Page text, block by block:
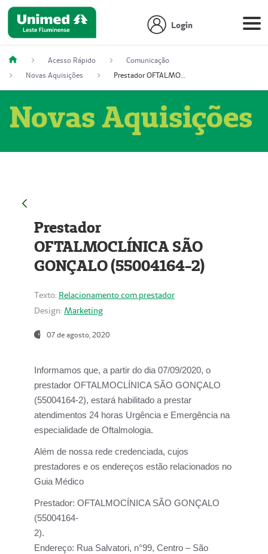
Login
Acesso Rápido
Comunicação
Novas Aquisições
Prestador OFTALMOCLÍNICA SÃO GONÇALO (55004164-2)
Novas Aquisições
Prestador
OFTALMOCLÍNICA SÃO
GONÇALO (55004164-2)
Texto: Relacionamento com prestador
Design: Marketing
07 de agosto, 2020
Informamos que, a partir do dia07/09/2020, o
prestador OFTALMOCLÍNICA SÃO GONÇALO
(55004164-2), estará habilitado a prestar
atendimentos 24 horas Urgência e Emergência na
especialidade de Oftalmologia.
Além de nossa rede credenciada, cujos
prestadores e os endereços estão relacionados no
Guia Médico
Prestador: OFTALMOCÍNICA SÃO GONÇALO
(55004164-
2).
Endereço: Rua Salvatori, n°99, Centro – São